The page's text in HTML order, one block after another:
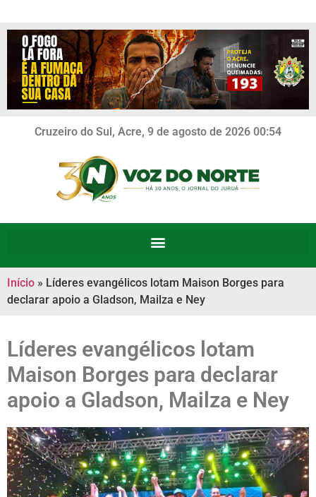
Cruzeiro do Sul, Acre, 9 de agosto de 2026 00:54
Início » Líderes evangélicos lotam Maison Borges para
declarar apoio a Gladson, Mailza e Ney
Líderes evangélicos lotam
Maison Borges para declarar
apoio a Gladson, Mailza e Ney